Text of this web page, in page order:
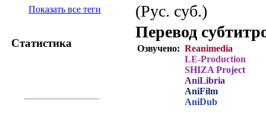
Показать все теги
Статистика
(Рус. суб.)
Перевод
Озвучено: Reanimedia
LE-Production
SHIZA Project
AniLibria
AniFilm
AniDub